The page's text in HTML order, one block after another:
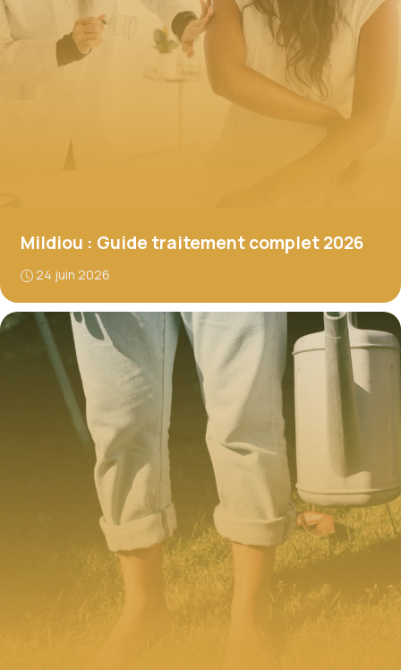
Mildiou : Guide traitement complet 2026
24 juin 2026